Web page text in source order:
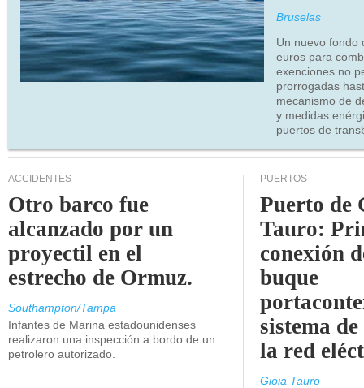
Bruselas
Un nuevo fondo
euros para
exenciones no
prorrogadas
mecanismo de
y medidas
puertos de
ACCIDENTES
Otro barco fue
alcanzado por un
proyectil en el
estrecho de Ormuz.
Southampton/Tampa
Infantes de Marina estadounidenses
realizaron una inspección a bordo de un
petrolero autorizado.
PUERTOS
Puerto de
Tauro:
conexión
buque
sistema
la red
Gioia Tauro